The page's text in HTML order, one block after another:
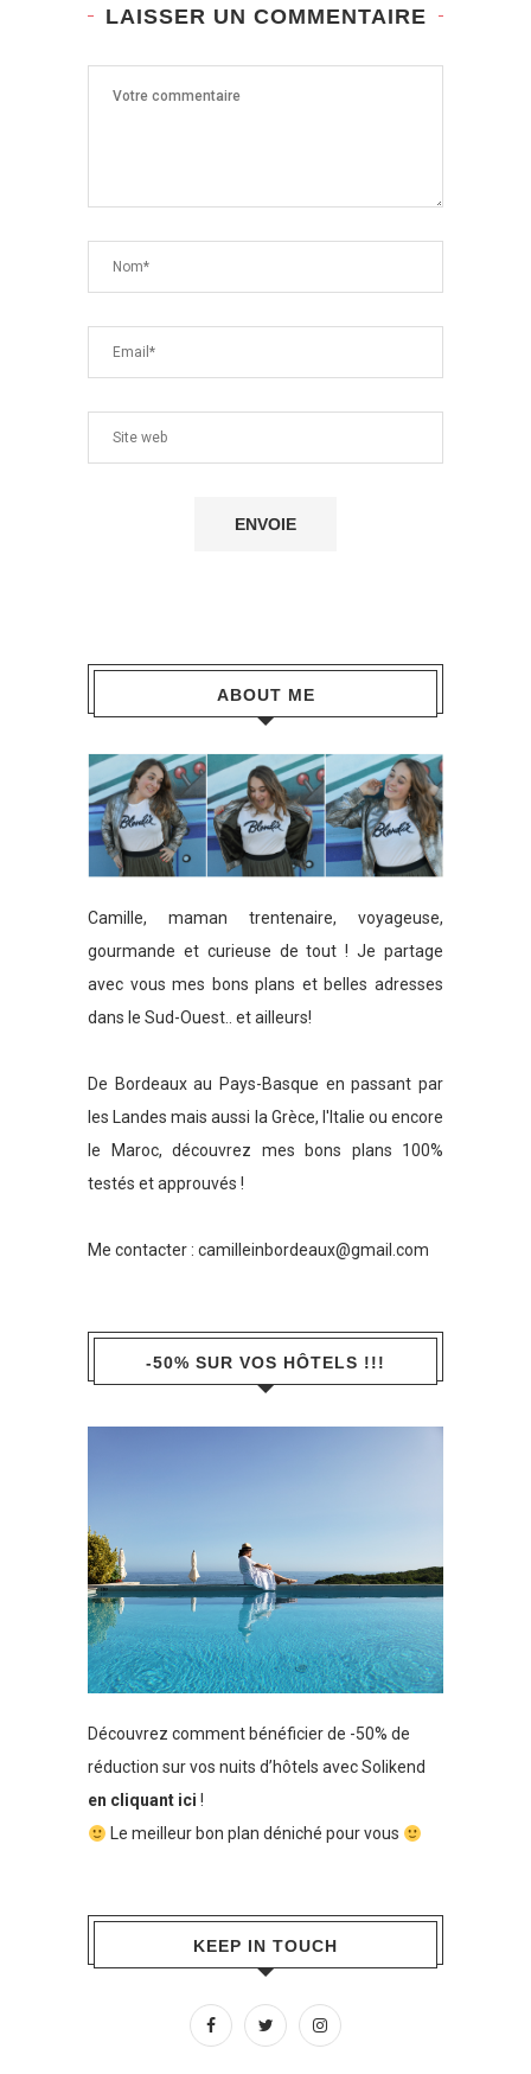
LAISSER UN COMMENTAIRE
ABOUT ME
Camille, maman trentenaire, voyageuse,
gourmande et curieuse de tout ! Je partage
avec vous mes bons plans et belles adresses
dans le Sud-Ouest.. et ailleurs!
De Bordeaux au Pays-Basque en passant par
les Landes mais aussi la Grèce, l'Italie ou encore
le Maroc, découvrez mes bons plans 100%
testés et approuvés !
Me contacter : camilleinbordeaux@gmail.com
-50% SUR VOS HÔTELS !!!
Découvrez comment bénéficier de -50% de
réduction sur vos nuits d’hôtels avec Solikend
en cliquant ici !
Le meilleur bon plan déniché pour vous
KEEP IN TOUCH